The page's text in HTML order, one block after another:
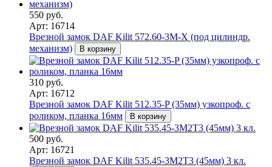
550 руб.
Арт: 16714
Врезной замок DAF Kilit 572.60-3М-Х (под цилиндр.
механизм)
В корзину
310 руб.
Арт: 16712
Врезной замок DAF Kilit 512.35-P (35мм) узкопроф. с
роликом, планка 16мм
В корзину
500 руб.
Арт: 16721
Врезной замок DAF Kilit 535.45-3M2T3 (45мм) 3 кл.